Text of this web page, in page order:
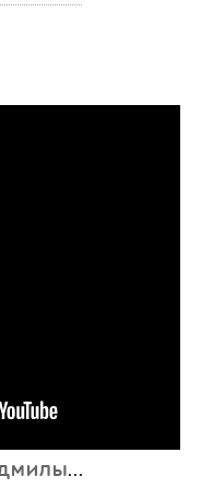
ВЫСТАВКА ЛЮДМИЛЫ ГАЙНАН...